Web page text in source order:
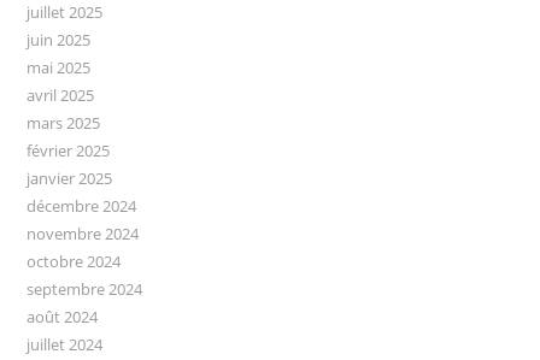
juillet 2025
juin 2025
mai 2025
avril 2025
mars 2025
février 2025
janvier 2025
décembre 2024
novembre 2024
octobre 2024
septembre 2024
août 2024
juillet 2024